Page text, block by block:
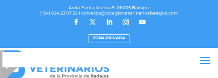
Avda. Santa Marina 9, 06005 Badajoz
(+34) 924 23 07 39 I colvetba@colegioveterinariosbadajoz.com
ZONA PRIVADA